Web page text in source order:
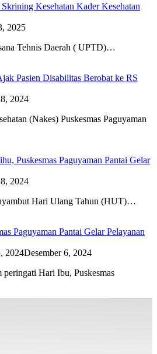
Kesehatan Kader Kesehatan
2025
Tehnis Daerah ( UPTD)…
Pasien Disabilitas Berobat ke RS
2024
(Nakes) Puskesmas Paguyaman
Puskesmas Paguyaman Pantai Gelar
2024
Hari Ulang Tahun (HUT)…
Paguyaman Pantai Gelar Pelayanan
2024Desember 6, 2024
Hari Ibu, Puskesmas